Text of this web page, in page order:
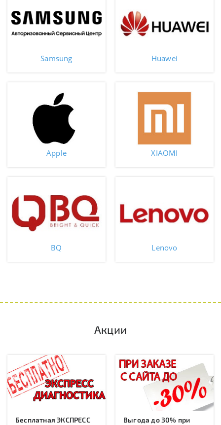
Samsung Huawei
Apple XIAOMI
BQ Lenovo
Акции
Бесплатная ЭКСПРЕСС
Выгода до 30% при